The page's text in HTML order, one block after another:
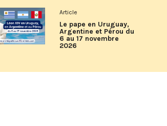
Article
Le pape en Uruguay,
Argentine et Pérou du
6 au 17 novembre
2026